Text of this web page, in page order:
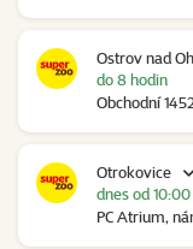
Ostrov nad
Obchodní
do 8 hodin
Otrokovice
PC Atrium,
dnes od 10:00